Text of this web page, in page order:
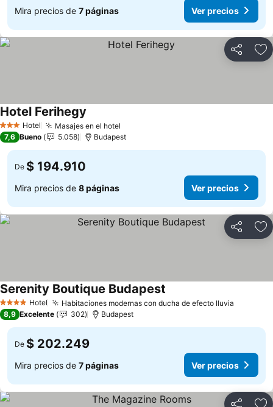
Mira precios de 7 páginas Ver precios
Compartir
3 Estrellas
Hotel Masajes en el hotel
Hotel Ferihegy
7,6 Bueno 5.058 Budapest
De $ 194.910
Mira precios de 8 páginas Ver precios
Compartir
4 EstrellasHotel Habitaciones modernas con ducha de efecto lluvia
Serenity Boutique Budapest
8,9 Excelente 302 Budapest
De $ 202.249
Mira precios de 7 páginas Ver precios